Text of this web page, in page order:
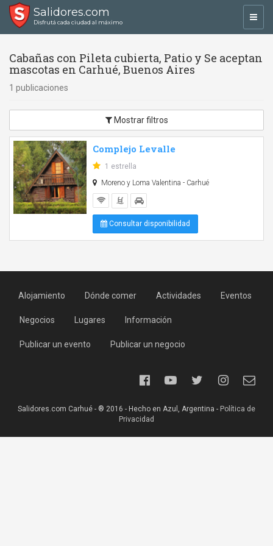
Salidores.com
Disfrutá cada ciudad al máximo
Cabañas con Pileta cubierta, Patio y Se aceptan
mascotas en Carhué, Buenos Aires
1 publicaciones
Mostrar filtros
Complejo Levalle
1 estrella
Moreno y Loma Valentina - Carhué
Consultar disponibilidad
Alojamiento Dónde comer Actividades Eventos
Negocios Lugares Información
Publicar un evento Publicar un negocio
Salidores.com Carhué - ® 2016 - Hecho en Azul, Argentina - Política de
Privacidad